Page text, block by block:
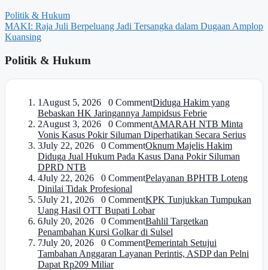
Politik & Hukum
MAKI: Raja Juli Berpeluang Jadi Tersangka dalam Dugaan Amplop
Kuansing
Politik & Hukum
1 August 5, 2026 0 CommentDiduga Hakim yang
Bebaskan HK Jaringannya Jampidsus Febrie
2August 3, 2026 0 CommentAMARAH NTB Minta
Vonis Kasus Pokir Siluman Diperhatikan Secara Serius
3July 22, 2026 0 CommentOknum Majelis Hakim
Diduga Jual Hukum Pada Kasus Dana Pokir Siluman
DPRD NTB
4July 22, 2026 0 CommentPelayanan BPHTB Loteng
Dinilai Tidak Profesional
5July 21, 2026 0 CommentKPK Tunjukkan Tumpukan
Uang Hasil OTT Bupati Lobar
6July 20, 2026 0 CommentBahlil Targetkan
Penambahan Kursi Golkar di Sulsel
7July 20, 2026 0 CommentPemerintah Setujui
Tambahan Anggaran Layanan Perintis, ASDP dan Pelni
Dapat Rp209 Miliar